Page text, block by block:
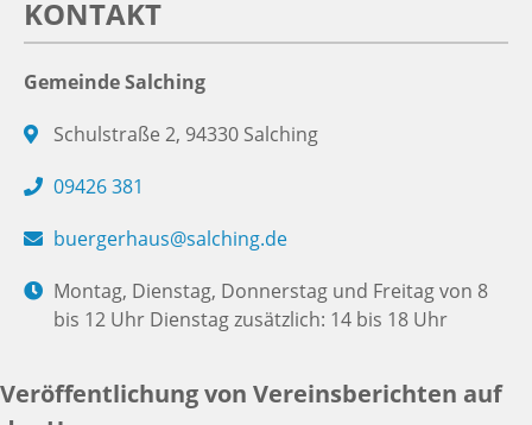
KONTAKT
Gemeinde Salching
Schulstraße 2, 94330 Salching
09426 381
buergerhaus@salching.de
Montag, Dienstag, Donnerstag und Freitag von 8
bis 12 Uhr Dienstag zusätzlich: 14 bis 18 Uhr
Veröffentlichung von Vereinsberichten auf